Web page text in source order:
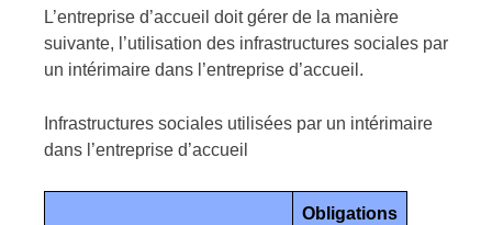
L’entreprise d’accueil doit gérer de la manière
suivante, l’utilisation des infrastructures sociales par
un intérimaire dans l’entreprise d’accueil.
Infrastructures sociales utilisées par un intérimaire
dans l’entreprise d’accueil
Obligations